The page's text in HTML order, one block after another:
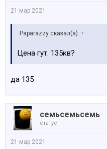
21 мар 2021
Paparazzy сказал(а): ↑
Цена гут. 135кв?
да 135
семьсемьсемь
статус
21 мар 2021